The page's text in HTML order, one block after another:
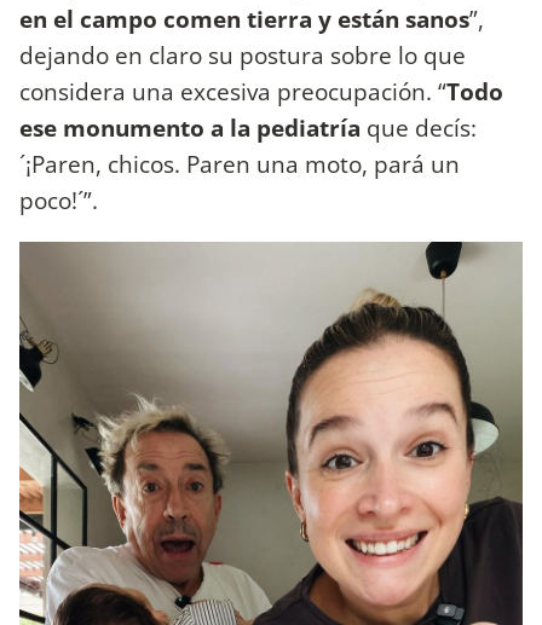
en el campo comen tierra y están sanos”,
dejando en claro su postura sobre lo que
considera una excesiva preocupación. “Todo
ese monumento a la pediatría que decís:
´¡Paren, chicos. Paren una moto, pará un
poco!´”.